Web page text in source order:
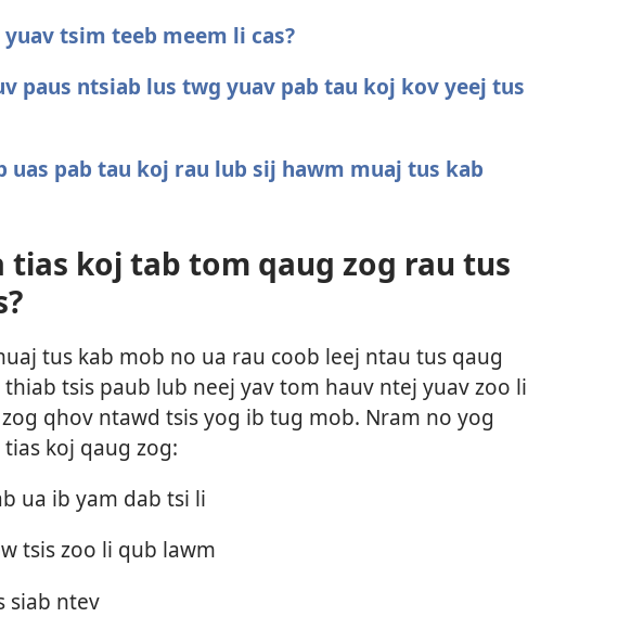
tsim teeb meem li cas?
paus ntsiab lus twg yuav pab tau koj kov yeej tus
uas pab tau koj rau lub sij hawm muaj tus kab
tias koj tab tom qaug zog rau tus
tus kab mob no ua rau coob leej ntau tus qaug
tsis paub lub neej yav tom hauv ntej yuav zoo li
qhov ntawd tsis yog ib tug mob. Nram no yog
koj qaug zog:
ua ib yam dab tsi li
tsis zoo li qub lawm
siab ntev